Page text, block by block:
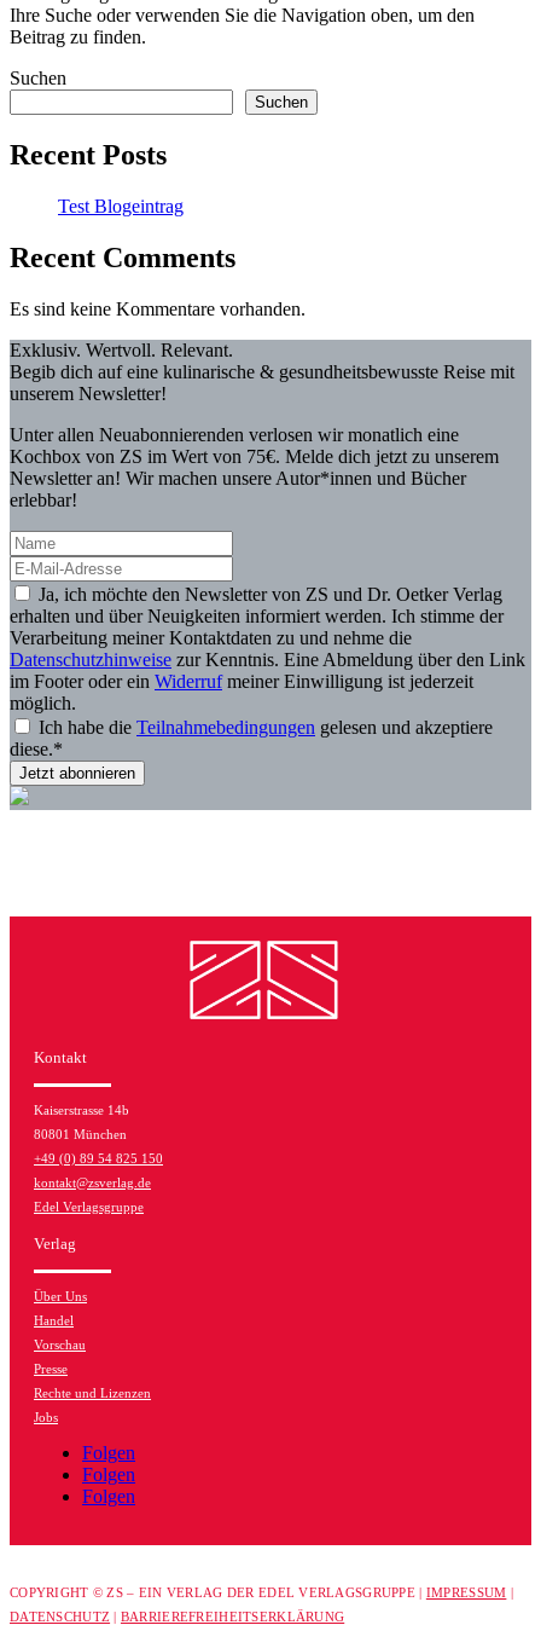
Ihre Suche oder verwenden Sie die Navigation oben, um den
Beitrag zu finden.
Suchen
Suchen
Recent Posts
Test Blogeintrag
Recent Comments
Es sind keine Kommentare vorhanden.
Exklusiv. Wertvoll. Relevant.
Begib dich auf eine kulinarische & gesundheitsbewusste Reise mit
unserem Newsletter!
Unter allen Neuabonnierenden verlosen wir monatlich eine
Kochbox von ZS im Wert von 75€. Melde dich jetzt zu unserem
Newsletter an! Wir machen unsere Autor*innen und Bücher
erlebbar!
Ja, ich möchte den Newsletter von ZS und Dr. Oetker Verlag
erhalten und über Neuigkeiten informiert werden. Ich stimme der
Verarbeitung meiner Kontaktdaten zu und nehme die
Datenschutzhinweise zur Kenntnis. Eine Abmeldung über den Link
im Footer oder ein Widerrufmeiner Einwilligung ist jederzeit
möglich.
Ich habe die Teilnahmebedingungen gelesen und akzeptiere
diese.*
Kontakt
Kaiserstrasse 14b
80801 München
+49 (0) 89 54 825 150
kontakt@zsverlag.de
Edel Verlagsgruppe
Verlag
Über Uns
Handel
Vorschau
Presse
Rechte und Lizenzen
Jobs
Folgen
Folgen
Folgen
COPYRIGHT © ZS – EIN VERLAG DER EDEL VERLAGSGRUPPE | IMPRESSUM |
DATENSCHUTZ | BARRIEREFREIHEITSERKLÄRUNG